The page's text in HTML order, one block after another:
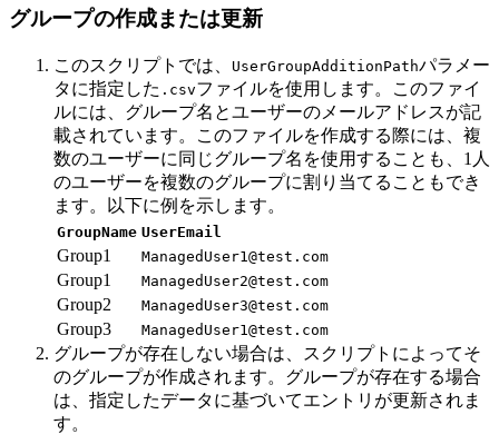
グループの作成または更新
このスクリプトでは、 UserGroupAdditionPathパラメー
タに指定した .csvファイルを使用します。このファイ
ルには、グループ名とユーザーのメールアドレスが記
載されています。このファイルを作成する際には、複
数のユーザーに同じグループ名を使用することも、1人
のユーザーを複数のグループに割り当てることもでき
ます。以下に例を示します。
GroupName UserEmail
Group1 ManagedUser1@test.com
Group1 ManagedUser2@test.com
Group2 ManagedUser3@test.com
Group3 ManagedUser1@test.com
グループが存在しない場合は、スクリプトによってそ
のグループが作成されます。グループが存在する場合
は、指定したデータに基づいてエントリが更新されま
す。